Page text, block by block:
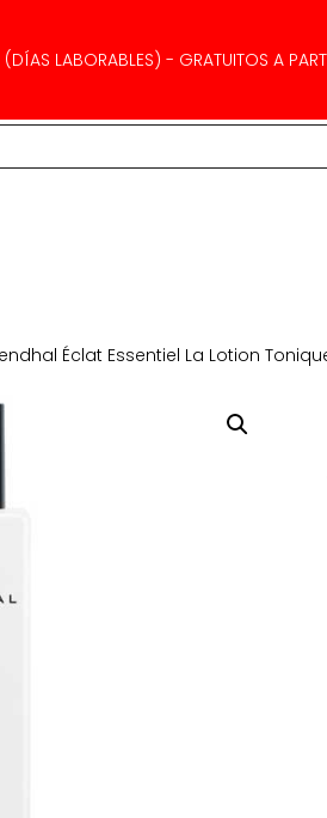
LABORABLES) - GRATUITOS A
Éclat Essentiel La Lotion